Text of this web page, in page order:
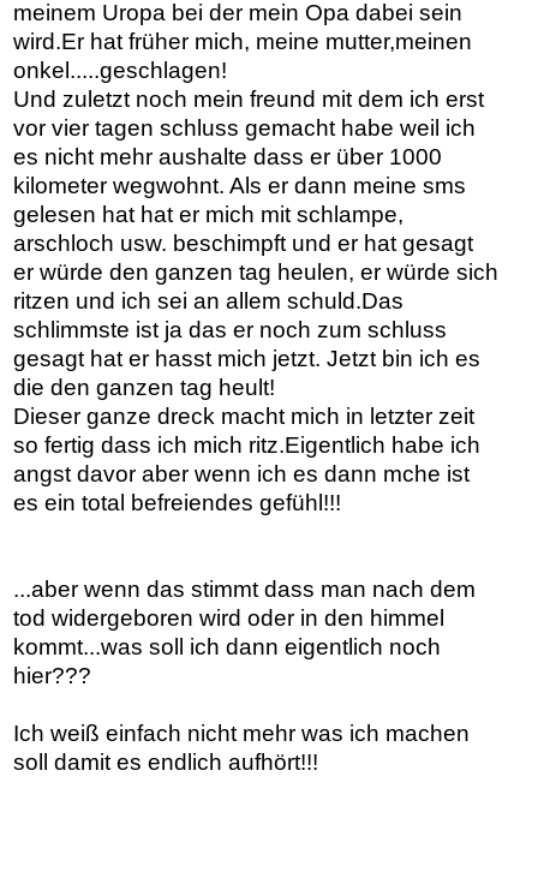
meinem Uropa bei der mein Opa dabei sein
wird.Er hat früher mich, meine mutter,meinen
onkel.....geschlagen!
Und zuletzt noch mein freund mit dem ich erst
vor vier tagen schluss gemacht habe weil ich
es nicht mehr aushalte dass er über 1000
kilometer wegwohnt. Als er dann meine sms
gelesen hat hat er mich mit schlampe,
arschloch usw. beschimpft und er hat gesagt
er würde den ganzen tag heulen, er würde sich
ritzen und ich sei an allem schuld.Das
schlimmste ist ja das er noch zum schluss
gesagt hat er hasst mich jetzt. Jetzt bin ich es
die den ganzen tag heult!
Dieser ganze dreck macht mich in letzter zeit
so fertig dass ich mich ritz.Eigentlich habe ich
angst davor aber wenn ich es dann mche ist
es ein total befreiendes gefühl!!!
...aber wenn das stimmt dass man nach dem
tod widergeboren wird oder in den himmel
kommt...was soll ich dann eigentlich noch
hier???
Ich weiß einfach nicht mehr was ich machen
soll damit es endlich aufhört!!!